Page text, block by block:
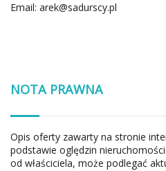
Email: arek@sadurscy.pl
NOTA PRAWNA
Opis oferty zawarty na stronie
podstawie oględzin
od właściciela, może podlegać